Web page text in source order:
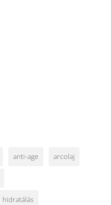
anti-age arcolaj
hidratálás